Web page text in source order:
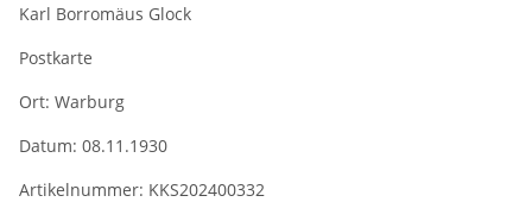
Karl Borromäus Glock
Postkarte
Ort: Warburg
Datum: 08.11.1930
Artikelnummer: KKS202400332